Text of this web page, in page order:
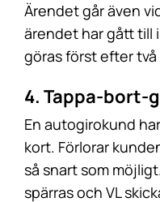
Ärendet går även
ärendet har gått till
göras först efter två
4. Tappa-bort-
En autogirokund
kort. Förlorar
så snart som
spärras och VL